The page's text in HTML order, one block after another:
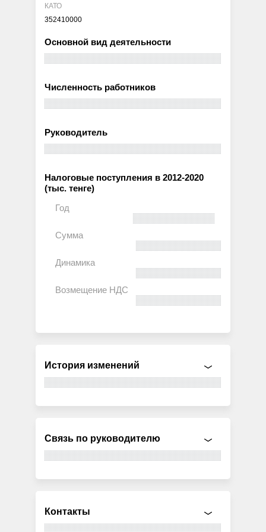
КАТО
352410000
Основной вид деятельности
Численность работников
Руководитель
Налоговые поступления в 2012-2020
(тыс. тенге)
История изменений
Связь по руководителю
Контакты